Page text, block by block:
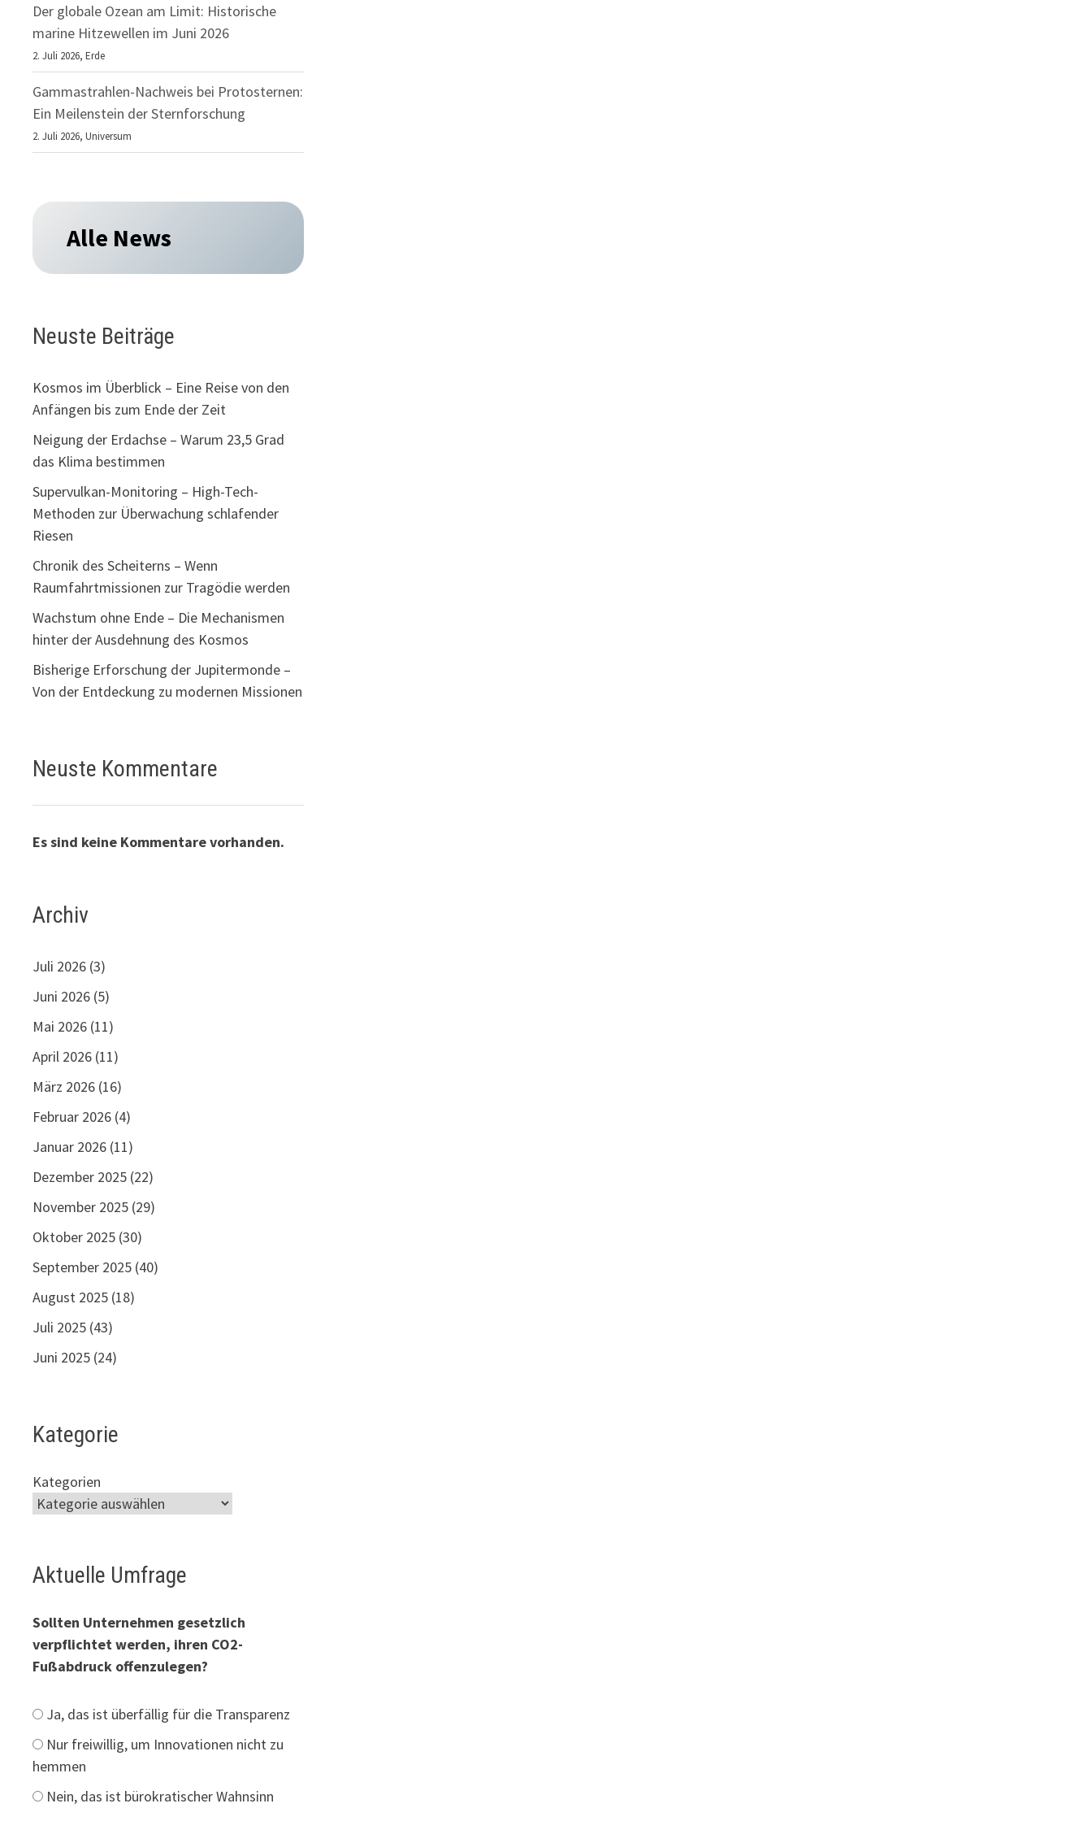
Der globale Ozean am Limit: Historische
marine Hitzewellen im Juni 2026
2. Juli 2026,Erde
Gammastrahlen-Nachweis bei Protosternen:
Ein Meilenstein der Sternforschung
2. Juli 2026,Universum
Alle News
Neuste Beiträge
Kosmos im Überblick – Eine Reise von den
Anfängen bis zum Ende der Zeit
Neigung der Erdachse – Warum 23,5 Grad
das Klima bestimmen
Supervulkan-Monitoring – High-Tech-
Methoden zur Überwachung schlafender
Riesen
Chronik des Scheiterns – Wenn
Raumfahrtmissionen zur Tragödie werden
Wachstum ohne Ende – Die Mechanismen
hinter der Ausdehnung des Kosmos
Bisherige Erforschung der Jupitermonde –
Von der Entdeckung zu modernen Missionen
Neuste Kommentare
Es sind keine Kommentare vorhanden.
Archiv
Juli 2026 (3)
Juni 2026 (5)
Mai 2026 (11)
April 2026 (11)
März 2026 (16)
Februar 2026 (4)
Januar 2026 (11)
Dezember 2025 (22)
November 2025 (29)
Oktober 2025 (30)
September 2025 (40)
August 2025 (18)
Juli 2025 (43)
Juni 2025 (24)
Kategorie
Kategorien
Aktuelle Umfrage
Sollten Unternehmen gesetzlich
verpflichtet werden, ihren CO2-
Fußabdruck offenzulegen?
Ja, das ist überfällig für die Transparenz
Nur freiwillig, um Innovationen nicht zu
hemmen
Nein, das ist bürokratischer Wahnsinn